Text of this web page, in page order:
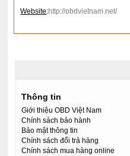
Website:http://obdvietnam.net/
Thông tin
Giới thiệu OBD Việt Nam
Chính sách bảo hành
Bảo mật thông tin
Chính sách đổi trả hàng
Chính sách mua hàng online